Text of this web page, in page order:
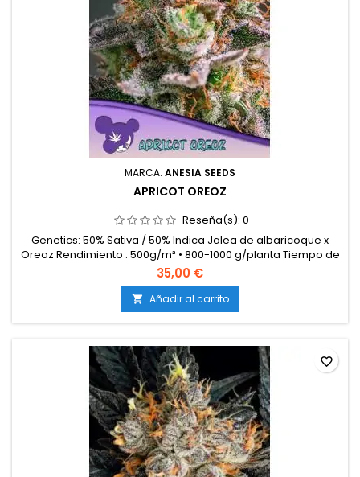
MARCA: ANESIA SEEDS
APRICOT OREOZ
Reseña(s): 0
Genetics: 50% Sativa / 50% Indica Jalea de albaricoque x
Oreoz Rendimiento : 500g/m² • 800-1000 g/planta Tiempo de
floración: 9 semanas Cosecha en exterior : principios de
octubre adecuado para interiores y exteriores Altura: 130-160
cm • 200-250 cm THC : 36% Aromas / sabores : dulce,
albaricoques, chocolate
35,00 €
 Añadir al carrito
favorite_border